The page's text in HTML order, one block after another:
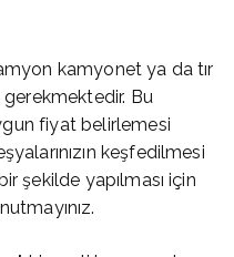
kamyonet ya da tır
gerekmektedir. Bu
fiyat belirlemesi
keşfedilmesi
şekilde yapılması için